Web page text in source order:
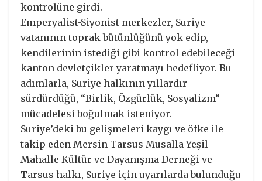
kontrolüne girdi.
Emperyalist-Siyonist merkezler, Suriye
vatanının toprak bütünlüğünü yok edip,
kendilerinin istediği gibi kontrol edebileceği
kanton devletçikler yaratmayı hedefliyor. Bu
adımlarla, Suriye halkının yıllardır
sürdürdüğü, “Birlik, Özgürlük, Sosyalizm”
mücadelesi boğulmak isteniyor.
Suriye’deki bu gelişmeleri kaygı ve öfke ile
takip eden Mersin Tarsus Musalla Yeşil
Mahalle Kültür ve Dayanışma Derneği ve
Tarsus halkı, Suriye için uyarılarda bulunduğu